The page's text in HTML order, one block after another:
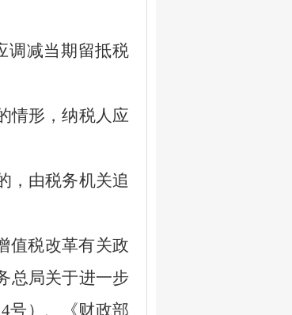
减当期留抵税
情形，纳税人应
由税务机关追
值税改革有关政
总局关于进一步
号）、《财政部